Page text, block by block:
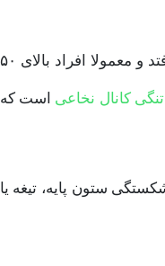
لغزش مهره‌های کمری دژنراتیو یا فرسایشی، اغلب در سالمندان اتفاق می‌افتد و معمولا افراد بالای ۵۰
تنگی کانال نخاعی است که
ستون پایه، تیغه یا